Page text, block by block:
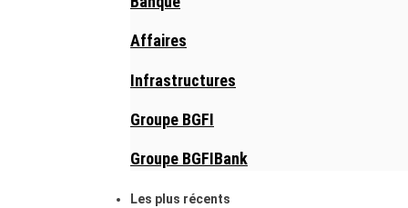
Affaires
Infrastructures
Groupe BGFI
Groupe BGFIBank
Les plus récents